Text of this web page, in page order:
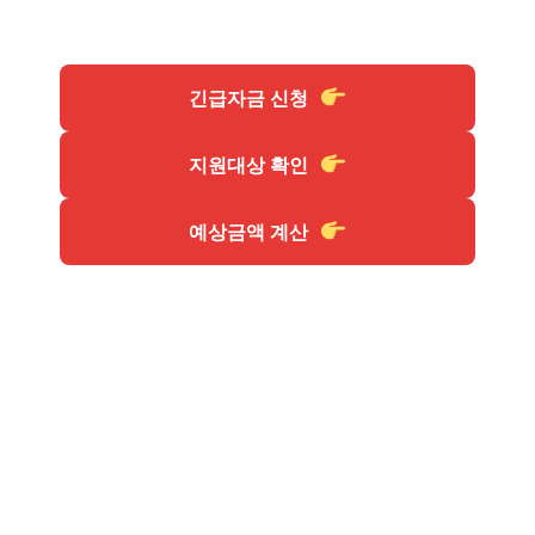
긴급자금 신청
지원대상 확인
예상금액 계산